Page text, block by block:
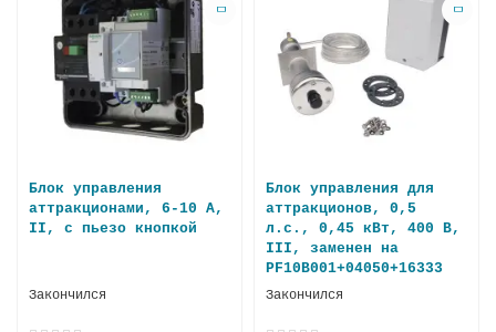
Блок управления
аттракционами, 6-10 А,
II, с пьезо кнопкой
Закончился
Блок управления для
аттракционов, 0,5
л.с., 0,45 кВт, 400 В,
III, заменен на
PF10B001+04050+16333
Закончился